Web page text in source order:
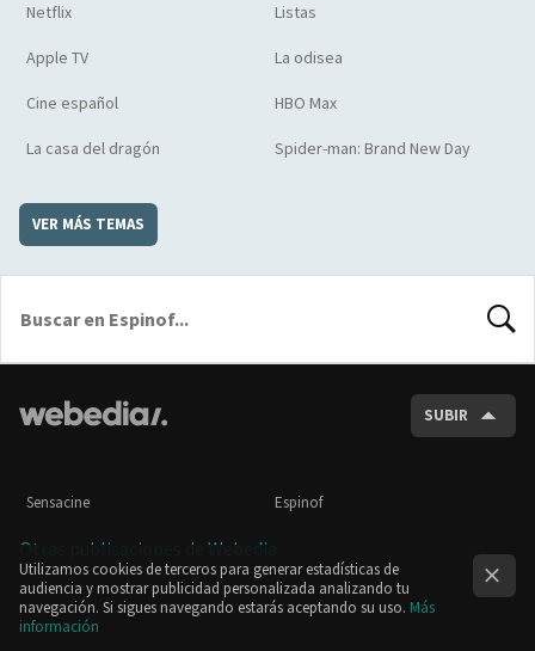
Netflix Listas
Apple TV La odisea
Cine español HBO Max
La casa del dragón Spider-man: Brand New Day
VER MÁS TEMAS
SUBIR
Sensacine Espinof
Otras publicaciones de Webedia
Utilizamos cookies de terceros para generar estadísticas de
audiencia y mostrar publicidad personalizada analizando tu
navegación. Si sigues navegando estarás aceptando su uso. Más
información